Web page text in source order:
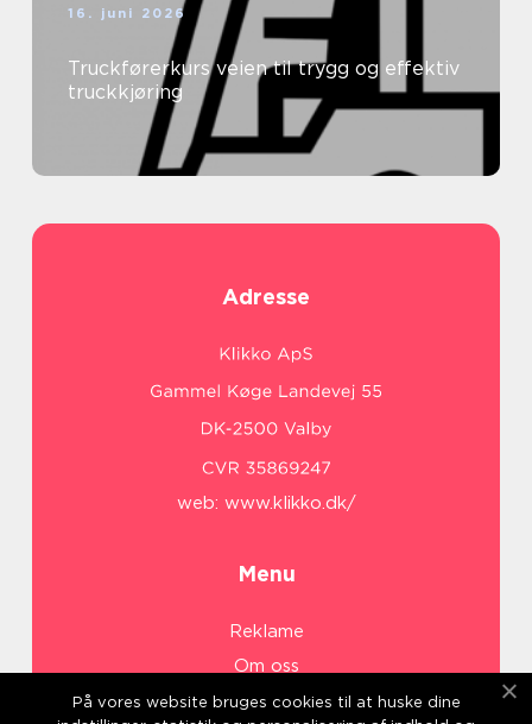
16. juni 2026
Truckførerkurs veien til trygg og effektiv
truckkjøring
Adresse
web: www.klikko.dk/
Menu
Reklame
Om oss
Cookies
På vores website bruges cookies til at huske dine